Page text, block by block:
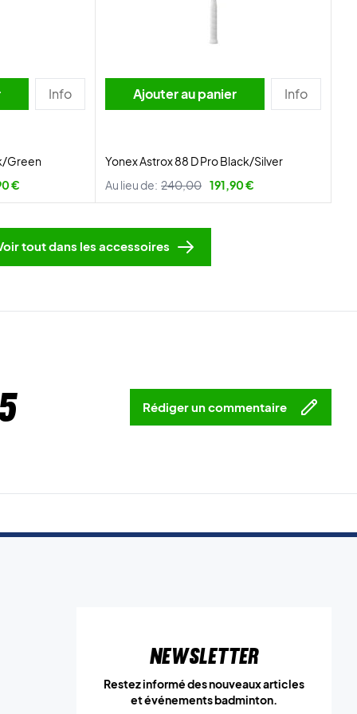
Info
Green
€
Ajouter au panier Info
Yonex Astrox 88 D Pro Black/Silver
Au lieu de: 240,00 191,90 €
tout dans les accessoires
Rédiger un commentaire
Newsletter
Restez informé des nouveaux articles
et événements badminton.